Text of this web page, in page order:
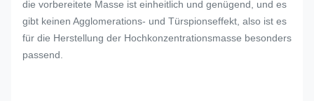
die vorbereitete Masse ist einheitlich und genügend, und es
gibt keinen Agglomerations- und Türspionseffekt, also ist es
für die Herstellung der Hochkonzentrationsmasse besonders
passend.